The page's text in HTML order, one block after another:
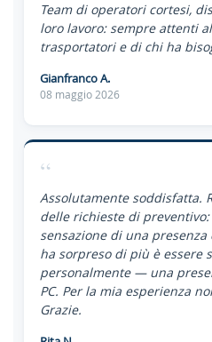
Team di operatori cortesi,
loro lavoro: sempre attenti
trasportatori e di chi ha
Gianfranco A.
08 maggio 2026
“
Assolutamente soddisfatta.
delle richieste di preventivo:
sensazione di una
ha sorpreso di più è essere
personalmente — una
PC. Per la mia esperienza
Grazie.